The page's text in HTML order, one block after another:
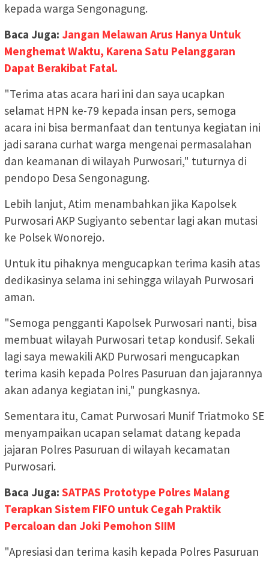
kepada warga Sengonagung.
Baca Juga: Jangan Melawan Arus Hanya Untuk
Menghemat Waktu, Karena Satu Pelanggaran
Dapat Berakibat Fatal.
"Terima atas acara hari ini dan saya ucapkan
selamat HPN ke-79 kepada insan pers, semoga
acara ini bisa bermanfaat dan tentunya kegiatan ini
jadi sarana curhat warga mengenai permasalahan
dan keamanan di wilayah Purwosari," tuturnya di
pendopo Desa Sengonagung.
Lebih lanjut, Atim menambahkan jika Kapolsek
Purwosari AKP Sugiyanto sebentar lagi akan mutasi
ke Polsek Wonorejo.
Untuk itu pihaknya mengucapkan terima kasih atas
dedikasinya selama ini sehingga wilayah Purwosari
aman.
"Semoga pengganti Kapolsek Purwosari nanti, bisa
membuat wilayah Purwosari tetap kondusif. Sekali
lagi saya mewakili AKD Purwosari mengucapkan
terima kasih kepada Polres Pasuruan dan jajarannya
akan adanya kegiatan ini," pungkasnya.
Sementara itu, Camat Purwosari Munif Triatmoko SE
menyampaikan ucapan selamat datang kepada
jajaran Polres Pasuruan di wilayah kecamatan
Purwosari.
Baca Juga: SATPAS Prototype Polres Malang
Terapkan Sistem FIFO untuk Cegah Praktik
Percaloan dan Joki Pemohon SIIM
"Apresiasi dan terima kasih kepada Polres Pasuruan